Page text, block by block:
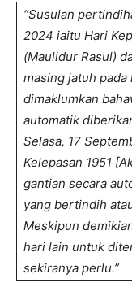
“Susulan
2024 iaitu Hari
(Maulidur Rasul)
masing jatuh pada
dimaklumkan
automatik
Selasa, 17
Kelepasan 1951
gantian secara
yang bertindih
Meskipun
hari lain untuk
sekiranya perlu.”